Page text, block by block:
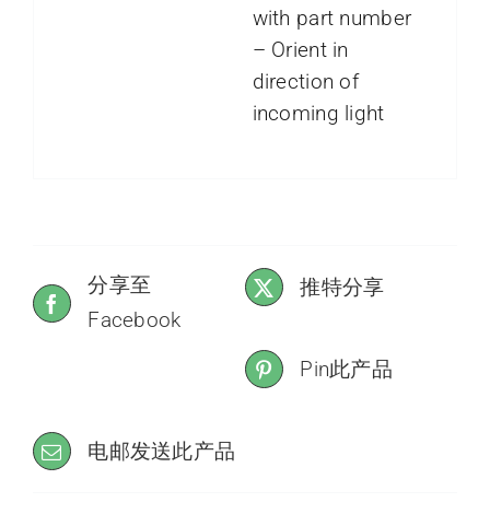
with part number
– Orient in
direction of
incoming light
分享至
Facebook
推特分享
Pin此产品
电邮发送此产品